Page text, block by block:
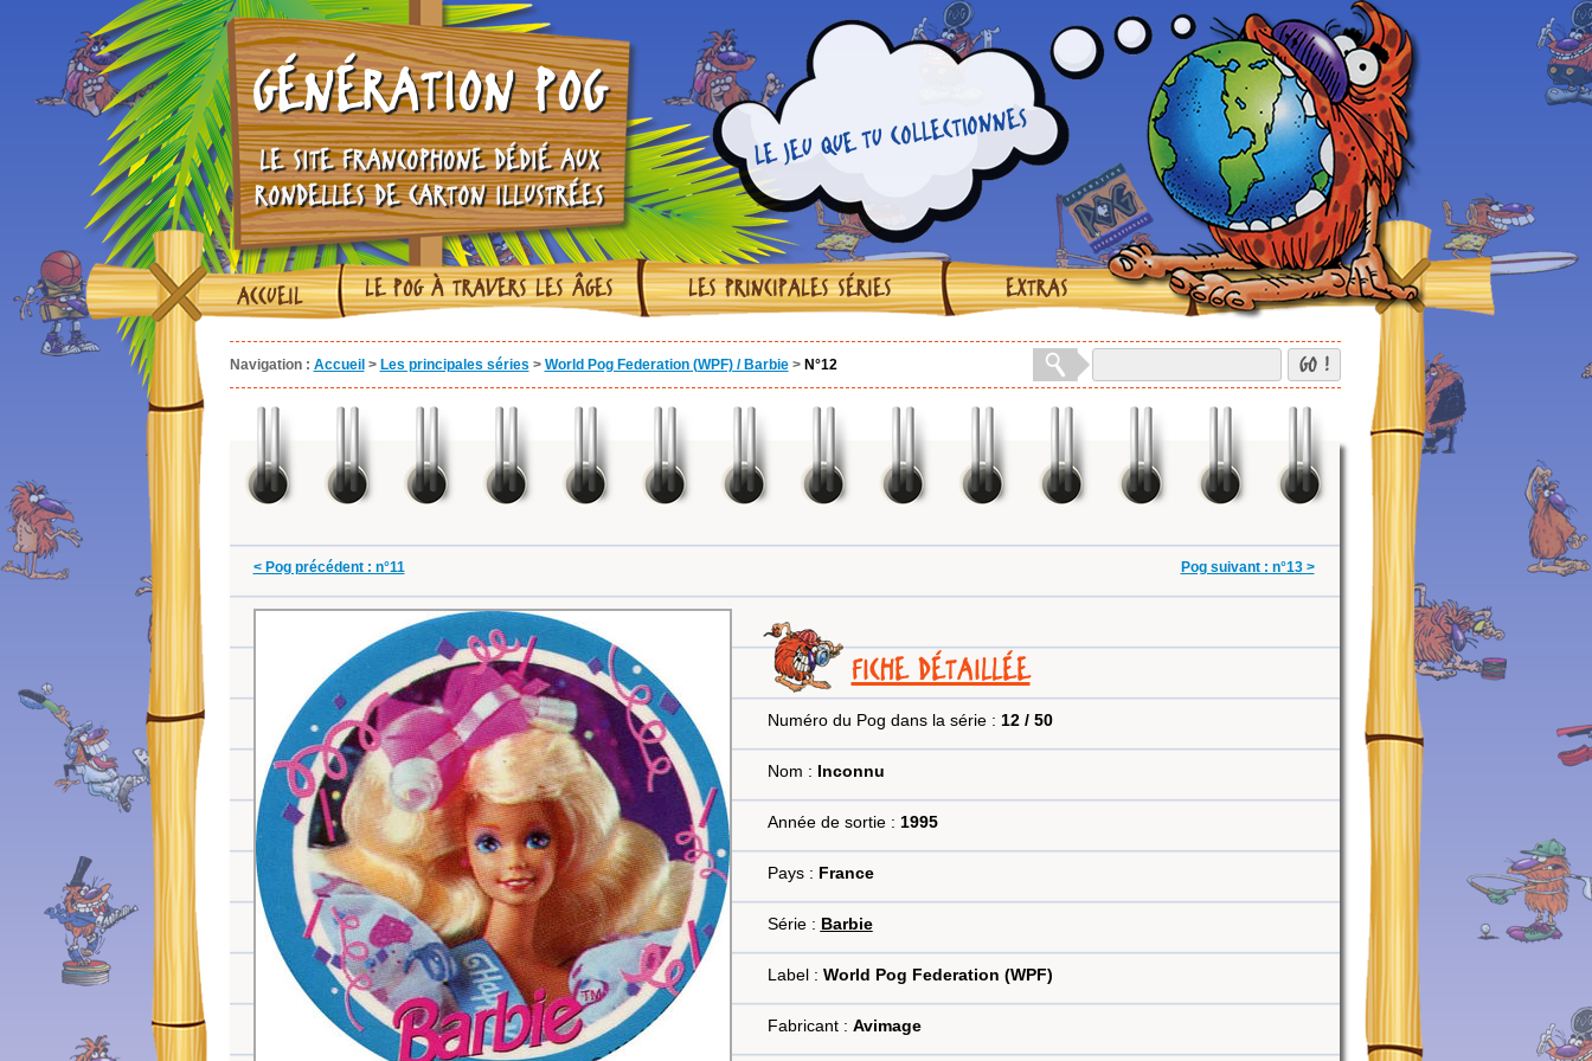
GÉNÉRATION POG
LE SITE FRANCOPHONE DÉDIÉ AUX
RONDELLES DE CARTON ILLUSTRÉES
LE JEU QUE TU COLLECTIONNES
ACCUEIL LE POG À TRAVERS LES ÂGES LES PRINCIPALES SÉRIES EXTRAS
Navigation : Accueil > Les principales séries > World Pog Federation (WPF) / Barbie > N°12 GO !
< Pog précédent : n°11 Pog suivant : n°13 >
FICHE DÉTAILLÉE
Numéro du Pog dans la série : 12 / 50
Nom : Inconnu
Année de sortie : 1995
Pays : France
Série : Barbie
Label : World Pog Federation (WPF)
Fabricant : Avimage